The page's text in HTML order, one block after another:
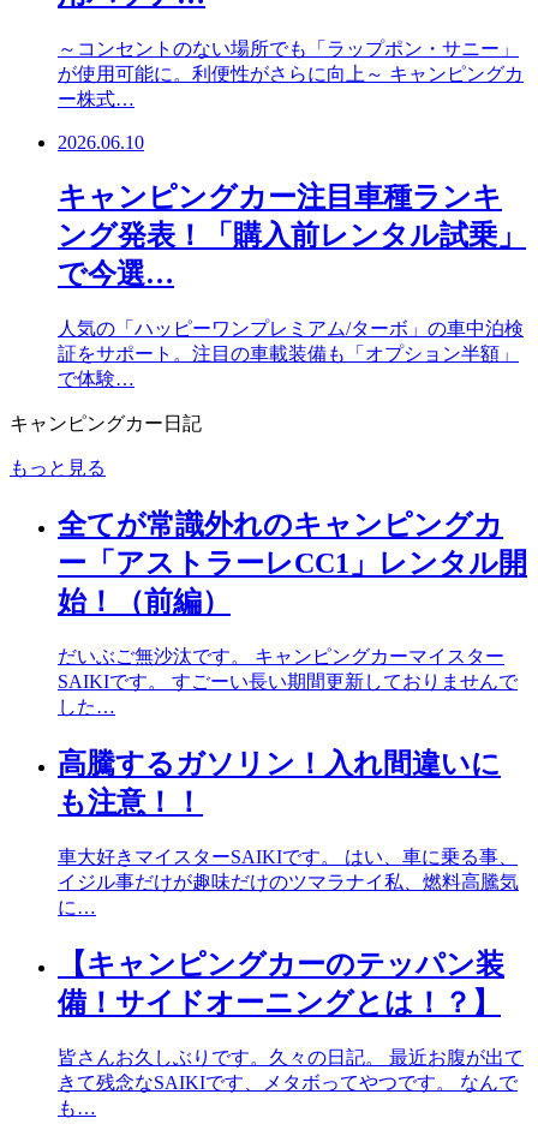
～コンセントのない場所でも「ラップポン・サニー」
が使用可能に。利便性がさらに向上～ キャンピングカ
ー株式…
2026.06.10
キャンピングカー注目車種ランキ
ング発表！「購入前レンタル試乗」
で今選…
人気の「ハッピーワンプレミアム/ターボ」の車中泊検
証をサポート。注目の車載装備も「オプション半額」
で体験…
キャンピングカー日記
もっと見る
全てが常識外れのキャンピングカ
ー「アストラーレCC1」レンタル開
始！（前編）
だいぶご無沙汰です。 キャンピングカーマイスター
SAIKIです。 すごーい長い期間更新しておりませんで
した…
高騰するガソリン！入れ間違いに
も注意！！
車大好きマイスターSAIKIです。 はい、車に乗る事、
イジル事だけが趣味だけのツマラナイ私、燃料高騰気
に…
【キャンピングカーのテッパン装
備！サイドオーニングとは！？】
皆さんお久しぶりです。久々の日記。 最近お腹が出て
きて残念なSAIKIです、メタボってやつです。 なんで
も…